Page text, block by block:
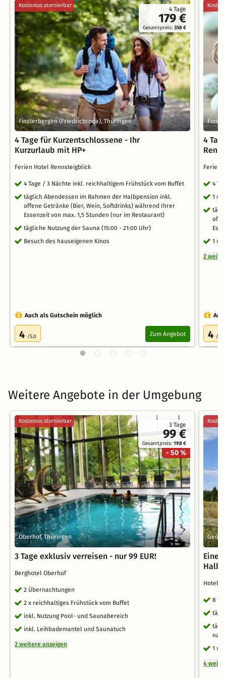
4 Tage
179 €
Gesamtpreis:358 €
Kostenlos stornierbar
Finsterbergen (Friedrichroda), Thüringen
4 Tage für Kurzentschlossene - Ihr
Kurzurlaub mit HP+
Ferien Hotel Rennsteigblick
4 Tage / 3 Nächte inkl. reichhaltigem Frühstück vom Buffet
täglich Abendessen im Rahmen der Halbpension inkl.
offene Getränke (Bier, Wein, Softdrinks) während Ihrer
Essenzeit von max. 1,5 Stunden (nur im Restaurant)
tägliche Nutzung der Sauna (15:00 - 21:00 Uhr)
Besuch des hauseigenen Kinos
Auch als Gutschein möglich
4 /5.0 Zum Angebot
4
Ferien
4
1 x
1 x
2
4 /5.0
Weitere Angebote in der Umgebung
3 Tage
99 €
Gesamtpreis:198 €
- 50 %
Kostenlos stornierbar
Oberhof, Thüringen
3 Tage exklusiv verreisen - nur 99 EUR!
Berghotel Oberhof
2 Übernachtungen
2 x reichhaltiges Frühstück vom Buffet
inkl. Nutzung Pool- und Saunabereich
inkl. Leihbademantel und Saunatuch
2 weitere anzeigen
Eine
Hotel
8
1 x
4